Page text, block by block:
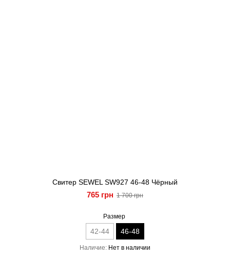
Свитер SEWEL SW927 46-48 Чёрный
765 грн 1 700 грн
Размер
42-44 46-48
Наличие Нет в наличии